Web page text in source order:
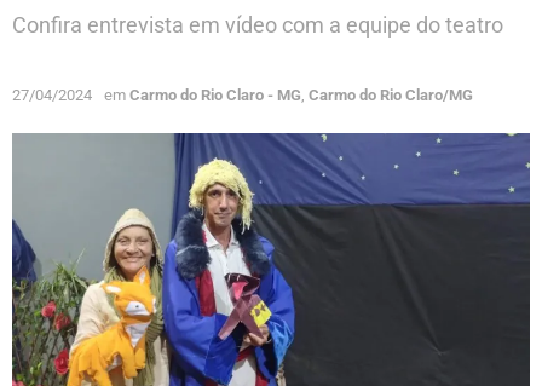
Confira entrevista em vídeo com a equipe do teatro
27/04/2024 em Carmo do Rio Claro - MG, Carmo do Rio Claro/MG